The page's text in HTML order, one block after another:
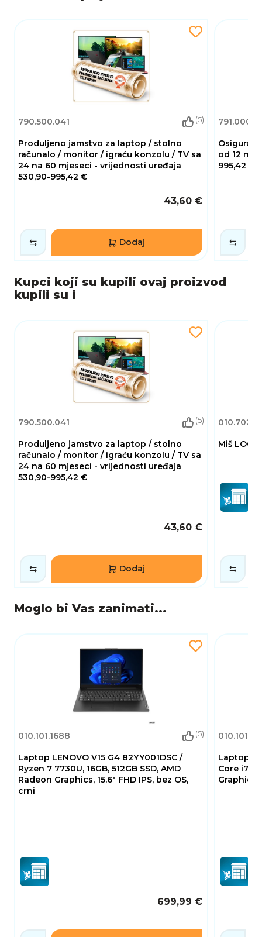
790.500.041 (5)
Produljeno jamstvo za laptop / stolno
računalo / monitor / igraću konzolu / TV sa
24 na 60 mjeseci - vrijednosti uređaja
530,90-995,42 €
43,60 €
Dodaj
od 12
995,42 €
Kupci koji su kupili ovaj proizvod
kupili su i
790.500.041 (5)
Produljeno jamstvo za laptop / stolno
računalo / monitor / igraću konzolu / TV sa
24 na 60 mjeseci - vrijednosti uređaja
530,90-995,42 €
43,60 €
Dodaj
Miš
Moglo bi Vas zanimati...
010.101.1688 (5)
Laptop LENOVO V15 G4 82YY001DSC /
Ryzen 7 7730U, 16GB, 512GB SSD, AMD
Radeon Graphics, 15.6" FHD IPS, bez OS,
crni
699,99 €
Laptop
Core i7
Graphics,